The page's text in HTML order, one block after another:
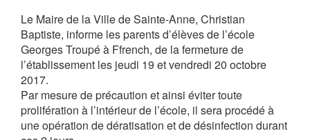
Le Maire de la Ville de Sainte-Anne, Christian
Baptiste, informe les parents d’élèves de l’école
Georges Troupé à Ffrench, de la fermeture de
l’établissement les jeudi 19 et vendredi 20 octobre
2017.
Par mesure de précaution et ainsi éviter toute
prolifération à l’intérieur de l’école, il sera procédé à
une opération de dératisation et de désinfection durant